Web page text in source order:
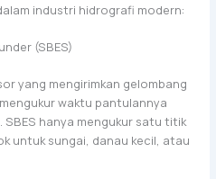
industri hidrografi modern:
(SBES)
yang mengirimkan gelombang
waktu pantulannya
hanya mengukur satu titik
untuk sungai, danau kecil, atau